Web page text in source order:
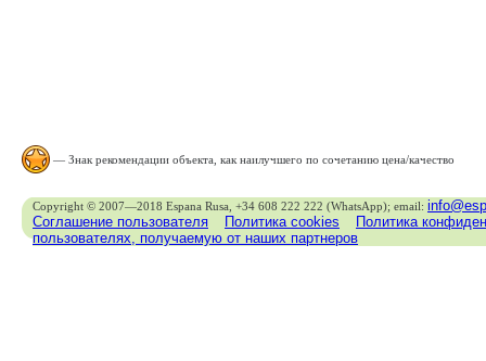
— Знак рекомендации объекта, как наилучшего по сочетанию цена/качество
Copyright © 2007—2018 Espana Rusa, +34 608 222 222 (WhatsApp); email:
Соглашение пользователя
Политика cookies
Политика
пользователях, получаемую от наших партнеров